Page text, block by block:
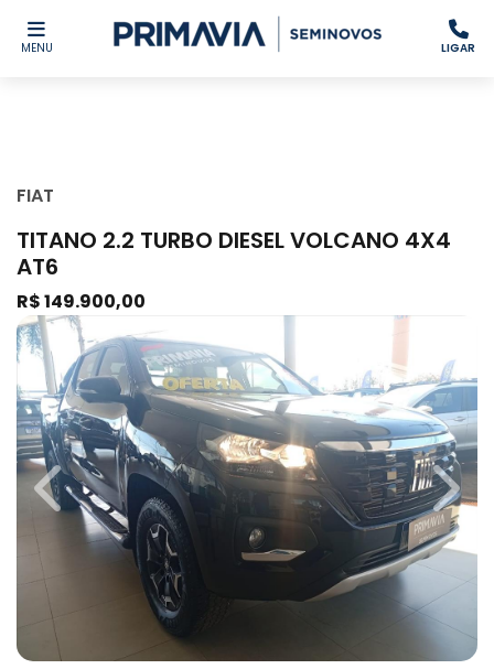
MENU LIGAR
FIAT
TITANO 2.2 TURBO DIESEL VOLCANO 4X4
AT6
R$ 149.900,00
Previous Next